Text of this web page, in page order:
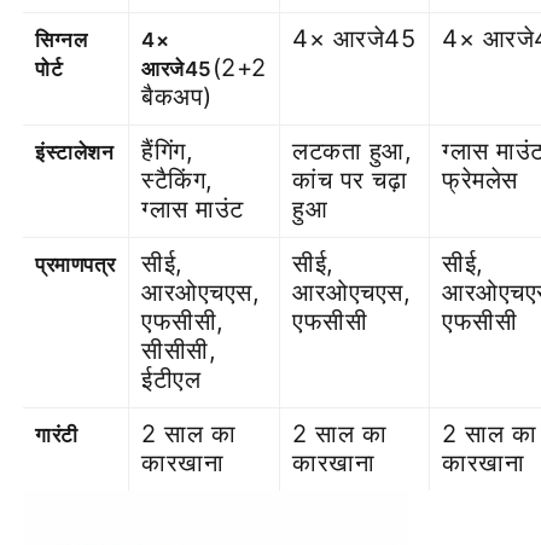
सिग्नल
पोर्ट
4×
आरजे45 (2+2
बैकअप)
4× आरजे45 4×
इंस्टालेशन
हैंगिंग,
स्टैकिंग,
ग्लास माउंट
लटकता हुआ,
कांच पर चढ़ा
हुआ
ग्लास
फ्रेमलेस
प्रमाणपत्र
सीई,
आरओएचएस,
एफसीसी,
सीसीसी,
ईटीएल
सीई,
आरओएचएस,
एफसीसी
सीई,
एफसीसी
गारंटी
2 साल का
कारखाना
2 साल का
कारखाना
2 साल का
कारखाना